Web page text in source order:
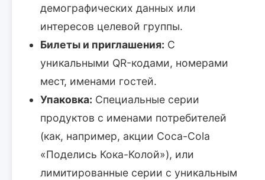
демографических данных или
интересов целевой группы.
Билеты и приглашения: С
уникальными QR-кодами, номерами
мест, именами гостей.
Упаковка: Специальные серии
продуктов с именами потребителей
(как, например, акции Coca-Cola
«Поделись Кока-Колой»), или
лимитированные серии с уникальным